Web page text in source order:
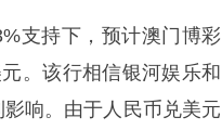
支持下，预计澳门博彩
。该行相信银河娱乐和
响。由于人民币兑美元